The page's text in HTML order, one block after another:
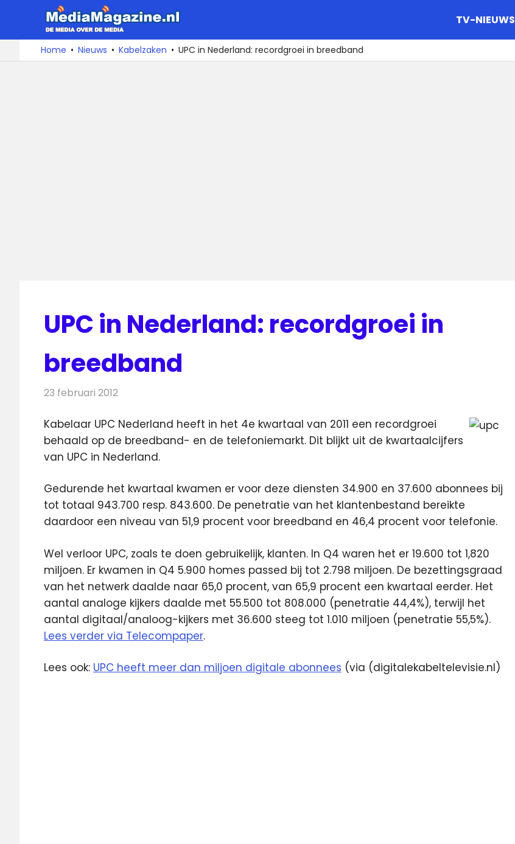
naar
De
media
over
TV-NIEUWS
Home Nieuws Kabelzaken UPC in Nederland: recordgroei in breedband
UPC in Nederland: recordgroei in
breedband
23 februari 2012
Kabelaar UPC Nederland heeft in het 4e kwartaal van 2011 een recordgroei
behaald op de breedband- en de telefoniemarkt. Dit blijkt uit de kwartaalcijfers
van UPC in Nederland.
Gedurende het kwartaal kwamen er voor deze diensten 34.900 en 37.600 abonnees bij
tot totaal 943.700 resp. 843.600. De penetratie van het klantenbestand bereikte
daardoor een niveau van 51,9 procent voor breedband en 46,4 procent voor telefonie.
Wel verloor UPC, zoals te doen gebruikelijk, klanten. In Q4 waren het er 19.600 tot 1,820
miljoen. Er kwamen in Q4 5.900 homes passed bij tot 2.798 miljoen. De bezettingsgraad
van het netwerk daalde naar 65,0 procent, van 65,9 procent een kwartaal eerder. Het
aantal analoge kijkers daalde met 55.500 tot 808.000 (penetratie 44,4%), terwijl het
aantal digitaal/analoog-kijkers met 36.600 steeg tot 1.010 miljoen (penetratie 55,5%).
Lees verder via Telecompaper.
Lees ook: UPC heeft meer dan miljoen digitale abonnees (via (digitalekabeltelevisie.nl)